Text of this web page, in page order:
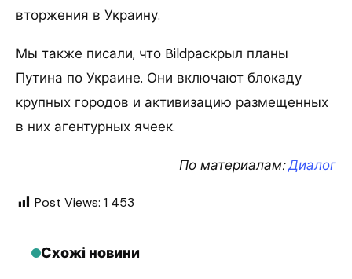
вторжения в Украину.
Мы также писали, что Bildраскрыл планы
Путина по Украине. Они включают блокаду
крупных городов и активизацию размещенных
в них агентурных ячеек.
По материалам:Диалог
Post Views: 1 453
Схожі новини